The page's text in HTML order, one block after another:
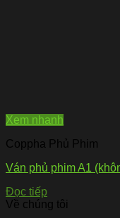
Xem nhanh
Coppha Phủ Phim
Ván phủ phim A1
Đọc tiếp
Về chúng tôi